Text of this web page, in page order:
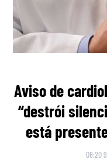
Aviso de
“destrói
está
08:20